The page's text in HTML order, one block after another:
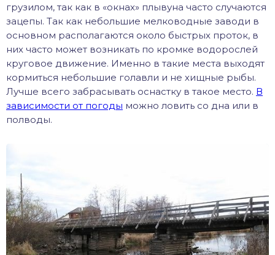
грузилом, так как в «окнах» плывуна часто случаются
зацепы. Так как небольшие мелководные заводи в
основном располагаются около быстрых проток, в
них часто может возникать по кромке водорослей
круговое движение. Именно в такие места выходят
кормиться небольшие голавли и не хищные рыбы.
Лучше всего забрасывать оснастку в такое место. В
зависимости от погоды можно ловить со дна или в
полводы.